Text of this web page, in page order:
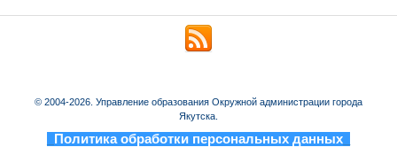
© 2004-2026. Управление образования Окружной администрации города
Якутска.
Политика обработки персональных данных